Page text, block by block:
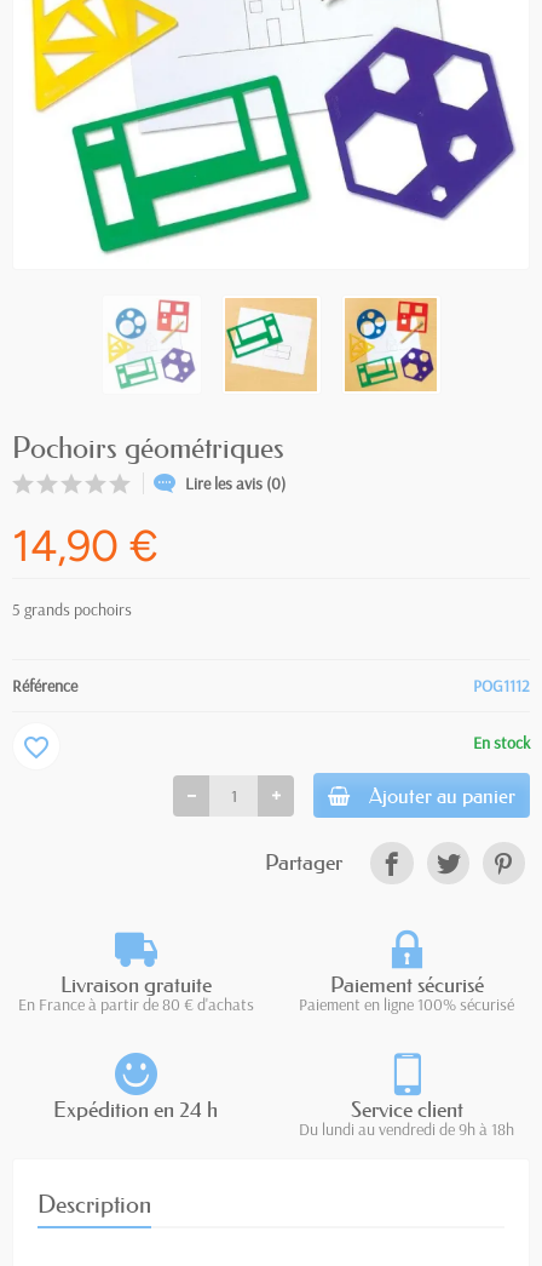
Pochoirs géométriques
Lire les avis (0)
14,90 €
5 grands pochoirs
Référence POG1112
En stock
Ajouter au panier
favorite_border
Partager
Livraison gratuite
En France à partir de 80 € d'achats
Paiement sécurisé
Paiement en ligne 100% sécurisé
Expédition en 24 h Service client
Du lundi au vendredi de 9h à 18h
Description